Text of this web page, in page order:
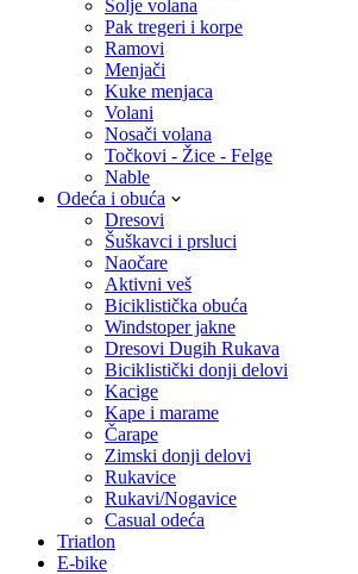
Šolje volana
Pak tregeri i korpe
Ramovi
Menjači
Kuke menjaca
Volani
Nosači volana
Točkovi - Žice - Felge
Nable
Odeća i obuća
Dresovi
Šuškavci i prsluci
Naočare
Aktivni veš
Biciklistička obuća
Windstoper jakne
Dresovi Dugih Rukava
Biciklistički donji delovi
Kacige
Kape i marame
Čarape
Zimski donji delovi
Rukavice
Rukavi/Nogavice
Casual odeća
Triatlon
E-bike